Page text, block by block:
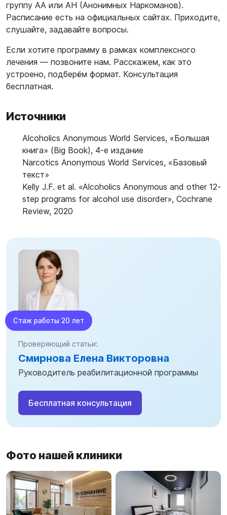
группу АА или АН (Анонимных Наркоманов).
Расписание есть на официальных сайтах. Приходите,
слушайте, задавайте вопросы.
Если хотите программу в рамках комплексного
лечения — позвоните нам. Расскажем, как это
устроено, подберём формат. Консультация
бесплатная.
Источники
Alcoholics Anonymous World Services, «Большая
книга» (Big Book), 4-е издание
Narcotics Anonymous World Services, «Базовый
текст»
Kelly J.F. et al. «Alcoholics Anonymous and other 12-
step programs for alcohol use disorder», Cochrane
Review, 2020
Стаж работы 20 лет
Проверяющий статьи:
Смирнова Елена Викторовна
Руководитель реабилитационной программы
Бесплатная консультация
Фото нашей клиники